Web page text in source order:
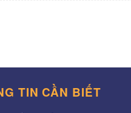
TIN CẦN BIẾT